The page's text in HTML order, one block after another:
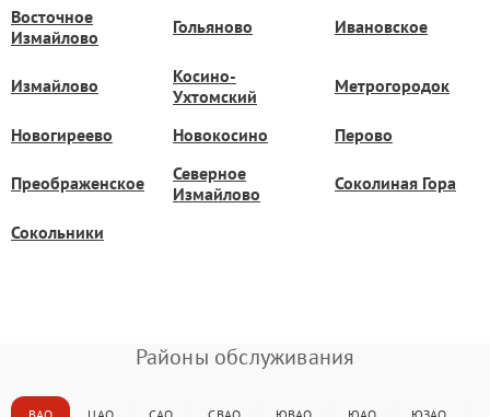
Восточное
Измайлово
Гольяново Ивановское
Измайлово
Косино-
Ухтомский
Метрогородок
Новогиреево Новокосино Перово
Преображенское
Северное
Измайлово
Соколиная Гора
Сокольники
Районы обслуживания